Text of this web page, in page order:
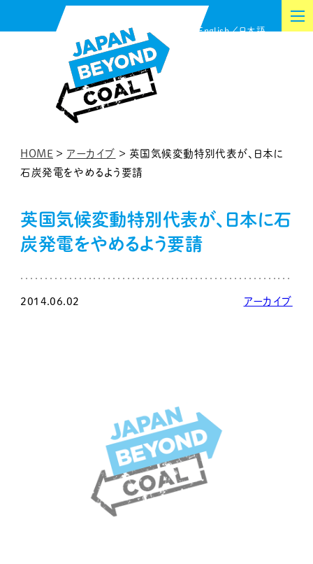
容
English 日本語
HOME > アーカイブ > 英国気候変動特別代表が、日本に
石炭発電をやめるよう要請
英国気候変動特別代表が、日本に石
炭発電をやめるよう要請
2014.06.02 アーカイブ